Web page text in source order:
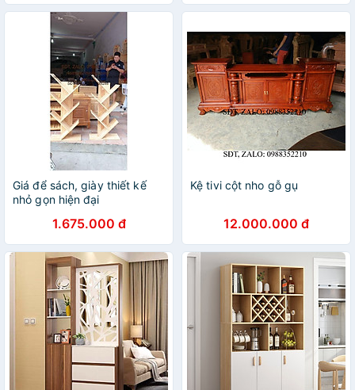
Giá để sách, giày thiết kế
nhỏ gọn hiện đại
1.675.000 đ
Kệ tivi cột nho gỗ gụ
12.000.000 đ